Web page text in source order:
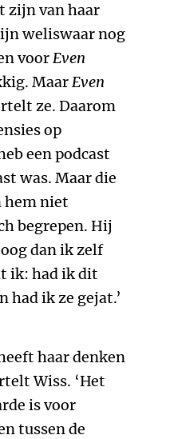
zijn van haar
weliswaar nog
voorEven
MaarEven
ze. Daarom
op
een podcast
was. Maar die
hem niet
begrepen. Hij
dan ik zelf
ik: had ik dit
had ik ze gejat.’
haar denken
Wiss. ‘Het
is voor
tussen de